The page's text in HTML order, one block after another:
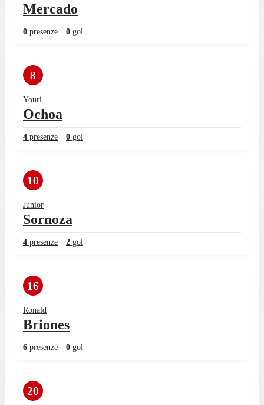
Mercado
0 presenze 0 gol
8
Youri
Ochoa
4 presenze 0 gol
10
Júnior
Sornoza
4 presenze 2 gol
16
Ronald
Briones
6 presenze 0 gol
20